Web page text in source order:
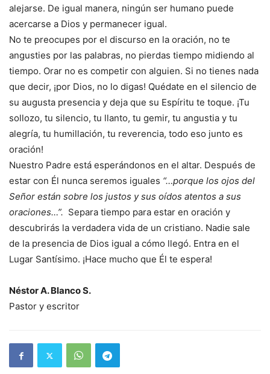
alejarse. De igual manera, ningún ser humano puede
acercarse a Dios y permanecer igual.
No te preocupes por el discurso en la oración, no te
angusties por las palabras, no pierdas tiempo midiendo al
tiempo. Orar no es competir con alguien. Si no tienes nada
que decir, ¡por Dios, no lo digas! Quédate en el silencio de
su augusta presencia y deja que su Espíritu te toque. ¡Tu
sollozo, tu silencio, tu llanto, tu gemir, tu angustia y tu
alegría, tu humillación, tu reverencia, todo eso junto es
oración!
Nuestro Padre está esperándonos en el altar. Después de
estar con Él nunca seremos iguales “…porque los ojos del
Señor están sobre los justos y sus oídos atentos a sus
oraciones…”. Separa tiempo para estar en oración y
descubrirás la verdadera vida de un cristiano. Nadie sale
de la presencia de Dios igual a cómo llegó. Entra en el
Lugar Santísimo. ¡Hace mucho que Él te espera!
Néstor A. Blanco S.
Pastor y escritor